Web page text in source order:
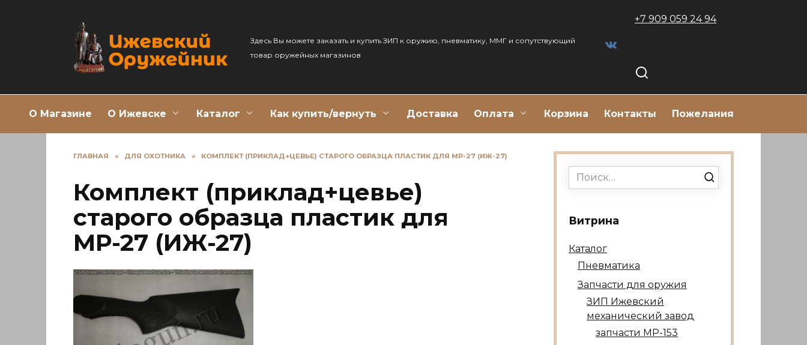
Здесь Вы можете заказать и купить ЗИП к оружию, пневматику, ММГ и сопутствующий
товар оружейных магазинов
+7 909 059 24 94
О Магазине О Ижевске Каталог Как купить/вернуть Доставка Оплата Корзина Контакты Пожелания
ГЛАВНАЯ » ДЛЯ ОХОТНИКА » КОМПЛЕКТ (ПРИКЛАД+ЦЕВЬЕ) СТАРОГО ОБРАЗЦА ПЛАСТИК ДЛЯ МР-27 (ИЖ-27)
Комплект (приклад+цевье)
старого образца пластик для
МР-27 (ИЖ-27)
Search
for:
Витрина
Каталог
Пневматика
Запчасти для оружия
ЗИП Ижевский
механический завод
запчасти МР-153